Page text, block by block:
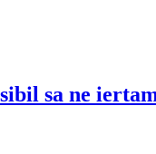
sa ne